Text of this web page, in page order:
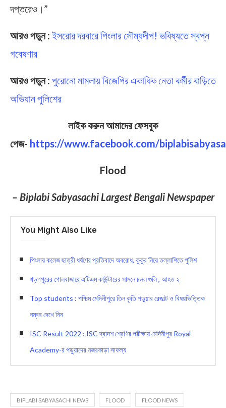
দপ্তরেও।”
আরও পড়ুন : ইসরোর দরবারে পিংলার সৌম্যদীপ! ভবিষ্যতে স্বপ্ন
গবেষণার
আরও পড়ুন : পুরোনো মামলায় বিজেপির একাধিক নেতা কর্মীর বাড়িতে
অভিযান পুলিশের
লাইক করুন আমাদের ফেসবুক
পেজ- https://www.facebook.com/
Flood
– Biplabi Sabyasachi Largest Bengali Newspaper
You Might Also Like
পিংলায় কলেজ ছাত্রী ধর্ষণের প্রতিবাদে অবরোধ, কুকুর নিয়ে তল্লাশিতে পুলিশ
খড়গপুরের গোলবাজারে এটিএম কাউন্টারের সামনে চলল গুলি , আহত ২
Top students : পশ্চিম মেদিনীপুরে তিন কৃতি পড়ুয়ার রেজাল্ট ও বিষয়ভিত্তিক
নম্বর দেখে নিন
ISC Result 2022 : ISC দ্বাদশ শ্রেণির পরীক্ষায় মেদিনীপুর Royal
Academy-র পড়ুয়াদের নজরকাড়া সাফল্য
BIPLABI SABYASACHI NEWS FLOOD FLOOD NEWS